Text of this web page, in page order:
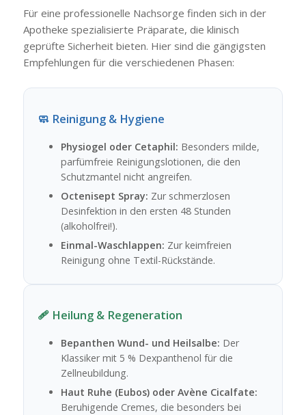
Für eine professionelle Nachsorge finden sich in der
Apotheke spezialisierte Präparate, die klinisch
geprüfte Sicherheit bieten. Hier sind die gängigsten
Empfehlungen für die verschiedenen Phasen:
🧼 Reinigung & Hygiene
Physiogel oder Cetaphil: Besonders milde,
parfümfreie Reinigungslotionen, die den
Schutzmantel nicht angreifen.
Octenisept Spray: Zur schmerzlosen
Desinfektion in den ersten 48 Stunden
(alkoholfrei!).
Einmal-Waschlappen: Zur keimfreien
Reinigung ohne Textil-Rückstände.
🩹 Heilung & Regeneration
Bepanthen Wund- und Heilsalbe: Der
Klassiker mit 5 % Dexpanthenol für die
Zellneubildung.
Haut Ruhe (Eubos) oder Avène Cicalfate:
Beruhigende Cremes, die besonders bei